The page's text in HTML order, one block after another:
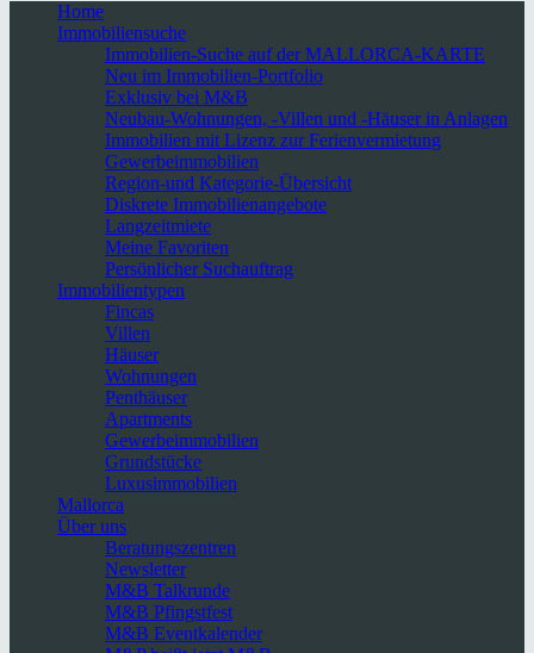
Home
Immobiliensuche
Immobilien-Suche auf der MALLORCA-KARTE
Neu im Immobilien-Portfolio
Exklusiv bei M&B
Neubau-Wohnungen, -Villen und -Häuser in Anlagen
Immobilien mit Lizenz zur Ferienvermietung
Gewerbeimmobilien
Region-und Kategorie-Übersicht
Diskrete Immobilienangebote
Langzeitmiete
Meine Favoriten
Persönlicher Suchauftrag
Immobilientypen
Fincas
Villen
Häuser
Wohnungen
Penthäuser
Apartments
Gewerbeimmobilien
Grundstücke
Luxusimmobilien
Mallorca
Über uns
Beratungszentren
Newsletter
M&B Talkrunde
M&B Pfingstfest
M&B Eventkalender